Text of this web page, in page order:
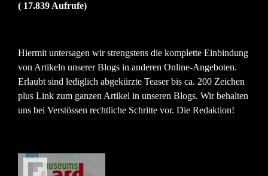
( 17.839 Aufrufe)
Hiermit untersagen wir strengstens die komplette Einbindung
von Artikeln unserer Blogs in anderen Online-Angeboten.
Erlaubt sind lediglich abgekürzte Teaser bis ca. 200 Zeichen
plus Link zum ganzen Artikel in unseren Blogs. Wir behalten
uns bei Verstössen rechtliche Schritte vor. Die Redaktion!